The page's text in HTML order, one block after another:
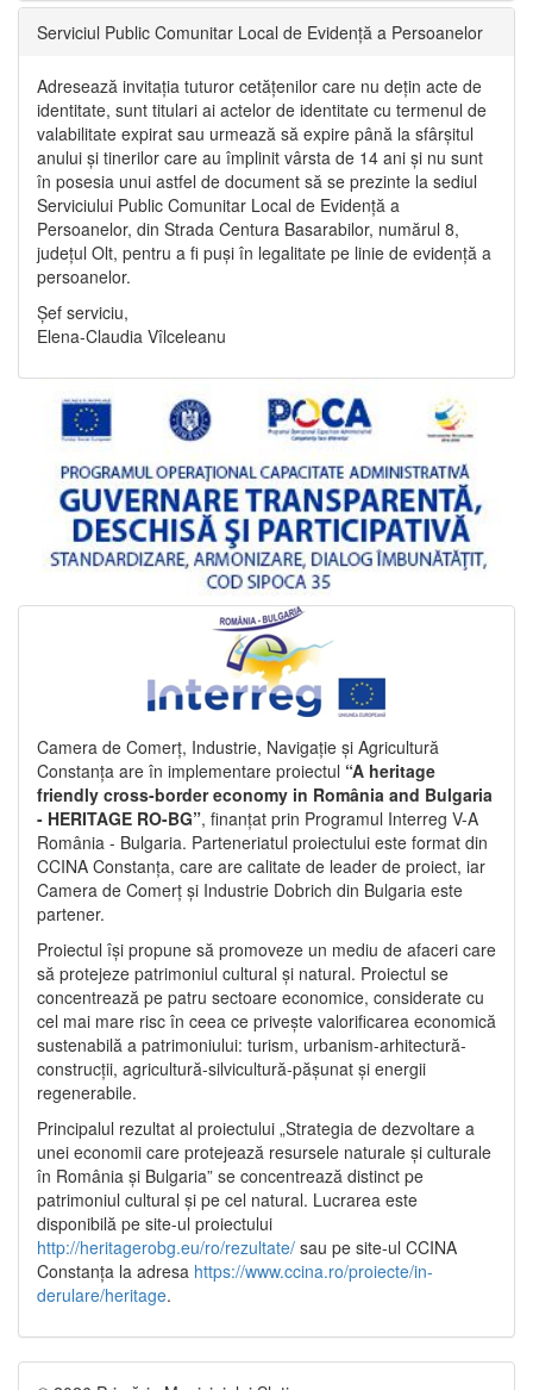
Serviciul Public Comunitar Local de Evidență a Persoanelor
Adresează invitația tuturor cetățenilor care nu dețin acte de
identitate, sunt titulari ai actelor de identitate cu termenul de
valabilitate expirat sau urmează să expire până la sfârșitul
anului și tinerilor care au împlinit vârsta de 14 ani și nu sunt
în posesia unui astfel de document să se prezinte la sediul
Serviciului Public Comunitar Local de Evidență a
Persoanelor, din Strada Centura Basarabilor, numărul 8,
județul Olt, pentru a fi puși în legalitate pe linie de evidență a
persoanelor.
Șef serviciu,
Elena-Claudia Vîlceleanu
Camera de Comerț, Industrie, Navigație și Agricultură
Constanța are în implementare proiectul “A heritage
friendly cross-border economy in România and Bulgaria
- HERITAGE RO-BG”, finanțat prin Programul Interreg V-A
România - Bulgaria. Parteneriatul proiectului este format din
CCINA Constanța, care are calitate de leader de proiect, iar
Camera de Comerț și Industrie Dobrich din Bulgaria este
partener.
Proiectul își propune să promoveze un mediu de afaceri care
să protejeze patrimoniul cultural și natural. Proiectul se
concentrează pe patru sectoare economice, considerate cu
cel mai mare risc în ceea ce privește valorificarea economică
sustenabilă a patrimoniului: turism, urbanism-arhitectură-
construcții, agricultură-silvicultură-pășunat și energii
regenerabile.
Principalul rezultat al proiectului „Strategia de dezvoltare a
unei economii care protejează resursele naturale și culturale
în România și Bulgaria” se concentrează distinct pe
patrimoniul cultural și pe cel natural. Lucrarea este
disponibilă pe site-ul proiectului
http://heritagerobg.eu/ro/rezultate/ sau pe site-ul CCINA
Constanța la adresa https://www.ccina.ro/proiecte/in-
derulare/heritage.